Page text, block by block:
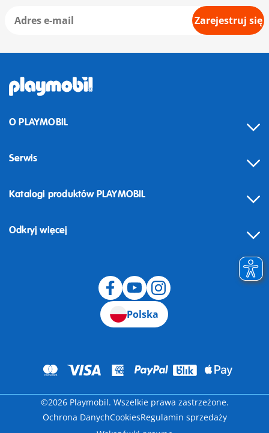
Zarejestruj się
O PLAYMOBIL
Serwis
Odstąpienie od umowy
Katalogi produktów PLAYMOBIL
Odkryj więcej
Polska
©2026 Playmobil. Wszelkie prawa zastrzeżone.
Ochrona DanychCookiesRegulamin sprzedaży